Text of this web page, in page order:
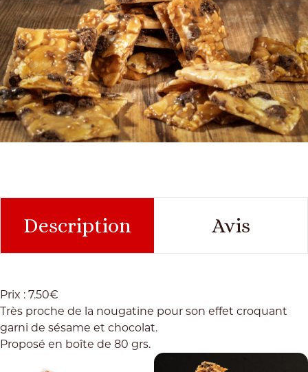
Description Avis
Prix : 7.50€
Très proche de la nougatine pour son effet croquant
garni de sésame et chocolat.
Proposé en boîte de 80 grs.